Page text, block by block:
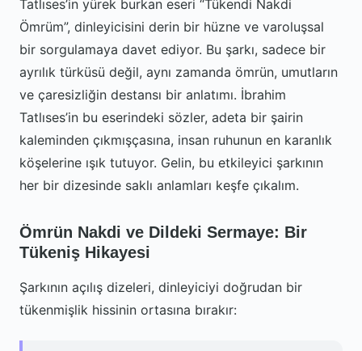
Tatlıses’in yürek burkan eseri “Tükendi Nakdi
Ömrüm”, dinleyicisini derin bir hüzne ve varoluşsal
bir sorgulamaya davet ediyor. Bu şarkı, sadece bir
ayrılık türküsü değil, aynı zamanda ömrün, umutların
ve çaresizliğin destansı bir anlatımı. İbrahim
Tatlıses’in bu eserindeki sözler, adeta bir şairin
kaleminden çıkmışçasına, insan ruhunun en karanlık
köşelerine ışık tutuyor. Gelin, bu etkileyici şarkının
her bir dizesinde saklı anlamları keşfe çıkalım.
Ömrün Nakdi ve Dildeki Sermaye: Bir
Tükeniş Hikayesi
Şarkının açılış dizeleri, dinleyiciyi doğrudan bir
tükenmişlik hissinin ortasına bırakır: